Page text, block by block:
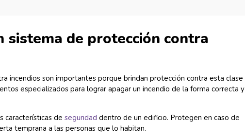
sistema de protección contra
incendios son importantes porque brindan protección contra esta clase
especializados para lograr apagar un incendio de la forma correcta y
características de seguridad dentro de un edificio. Protegen en caso de
temprana a las personas que lo habitan.